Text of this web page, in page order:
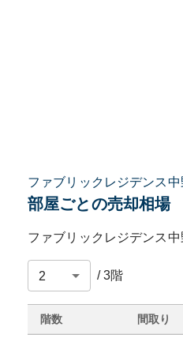
ファブリックレジデンス
部屋ごとの売却相場
ファブリックレジデンス中
/3階
階数 間取り